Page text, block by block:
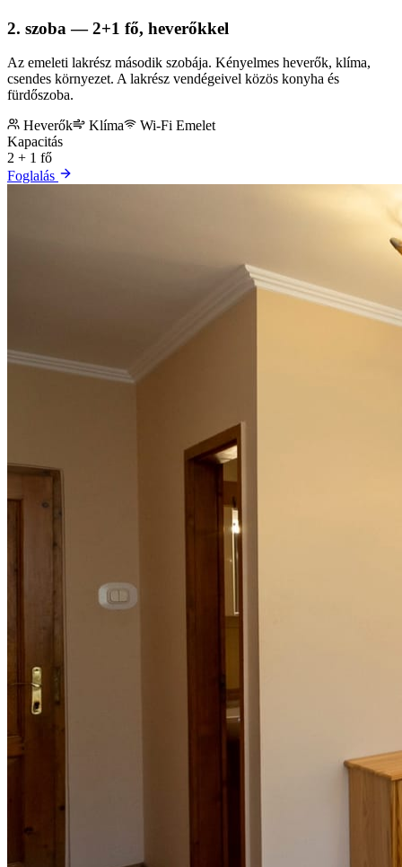
2. szoba — 2+1 fő, heverőkkel
Az emeleti lakrész második szobája. Kényelmes heverők, klíma,
csendes környezet. A lakrész vendégeivel közös konyha és
fürdőszoba.
Heverők
Klíma Wi-Fi Emelet
Kapacitás
2 + 1 fő
Foglalás